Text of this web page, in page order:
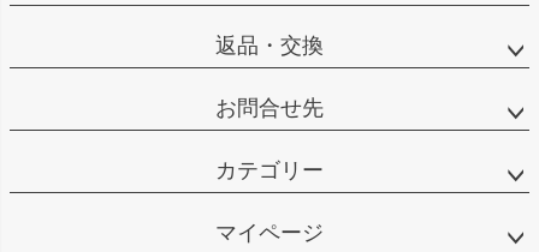
返品・交換
お問合せ先
カテゴリー
マイページ